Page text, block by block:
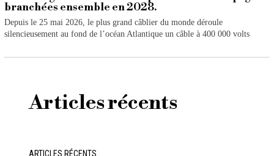
branchées ensemble en 2028.
Depuis le 25 mai 2026, le plus grand câblier du monde déroule
silencieusement au fond de l’océan Atlantique un câble à 400 000 volts
Articles récents
ARTICLES RÉCENTS